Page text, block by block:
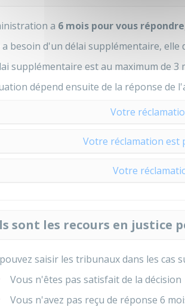
a 6 mois pour vous répondre
a besoin d'un délai supplémentaire, elle
supplémentaire est au maximum de 3
dépend ensuite de la réponse de
Votre
Votre réclamation est
Votre
sont les recours en justice
saisir les tribunaux dans les cas
Vous n'êtes pas satisfait de la décision
Vous n'avez pas reçu de réponse 6